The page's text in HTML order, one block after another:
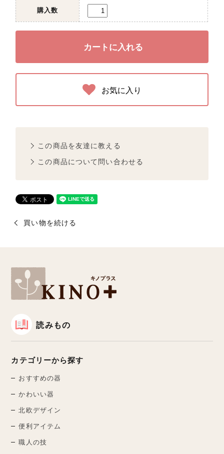
購入数
お気に入り
この商品を友達に教える
この商品について問い合わせる
買い物を続ける
読みもの
カテゴリーから探す
おすすめの器
かわいい器
北欧デザイン
便利アイテム
職人の技